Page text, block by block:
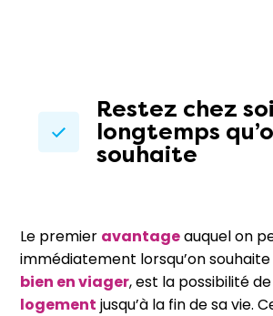
Restez chez
longtemps
souhaite
Le premier avantageauquel on
immédiatement lorsqu’on souhaite
bien en viager, est la possibilité
logement jusqu’à la fin de sa vie.